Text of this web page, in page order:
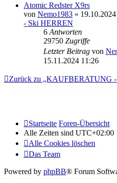
Atomic Redster X9rs
von Nemo1983 »
- Ski HERREN
6 Antworten
29750 Zugriffe
Letzter Beitrag von
15.11.2024 11:26
Zurück zu „KAUFBERATUNG
Startseite Foren-Übersicht
Alle Zeiten sind UTC+02:00
Alle Cookies löschen
Das Team
Powered by phpBB® Forum